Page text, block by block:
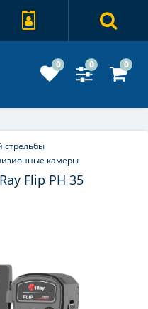
0 0 0
стрельбы
камеры
Flip PH 35